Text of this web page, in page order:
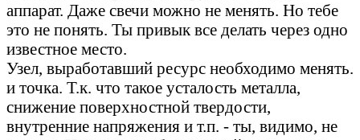
аппарат. Даже свечи можно не менять. Но тебе
это не понять. Ты привык все делать через одно
известное место.
Узел, выработавший ресурс необходимо менять.
и точка. Т.к. что такое усталость металла,
снижение поверхностной твердости,
внутренние напряжения и т.п. - ты, видимо, не